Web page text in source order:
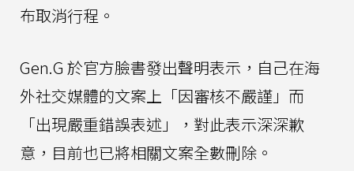
布取消行程。
Gen.G 於官方臉書發出聲明表示，自己在海
外社交媒體的文案上「因審核不嚴謹」而
「出現嚴重錯誤表述」，對此表示深深歉
意，目前也已將相關文案全數刪除。